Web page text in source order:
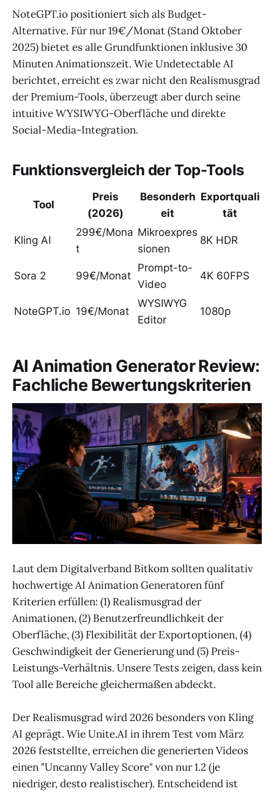
NoteGPT.io positioniert sich als Budget-
Alternative. Für nur 19€/Monat (Stand Oktober
2025) bietet es alle Grundfunktionen inklusive 30
Minuten Animationszeit. Wie Undetectable AI
berichtet, erreicht es zwar nicht den Realismusgrad
der Premium-Tools, überzeugt aber durch seine
intuitive WYSIWYG-Oberfläche und direkte
Social-Media-Integration.
Funktionsvergleich der Top-Tools
Tool
Preis
(2026)
Besonderh
eit
Exportquali
tät
Kling AI
299€/Mona
t
Mikroexpres
sionen
8K HDR
Sora 2 99€/Monat
Prompt-to-
Video
4K 60FPS
NoteGPT.io 19€/Monat
WYSIWYG
Editor
1080p
AI Animation Generator Review:
Fachliche Bewertungskriterien
Laut dem Digitalverband Bitkom sollten qualitativ
hochwertige AI Animation Generatoren fünf
Kriterien erfüllen: (1) Realismusgrad der
Animationen, (2) Benutzerfreundlichkeit der
Oberfläche, (3) Flexibilität der Exportoptionen, (4)
Geschwindigkeit der Generierung und (5) Preis-
Leistungs-Verhältnis. Unsere Tests zeigen, dass kein
Tool alle Bereiche gleichermaßen abdeckt.
Der Realismusgrad wird 2026 besonders von Kling
AI geprägt. Wie Unite.AI in ihrem Test vom März
2026 feststellte, erreichen die generierten Videos
einen "Uncanny Valley Score" von nur 1.2 (je
niedriger, desto realistischer). Entscheidend ist